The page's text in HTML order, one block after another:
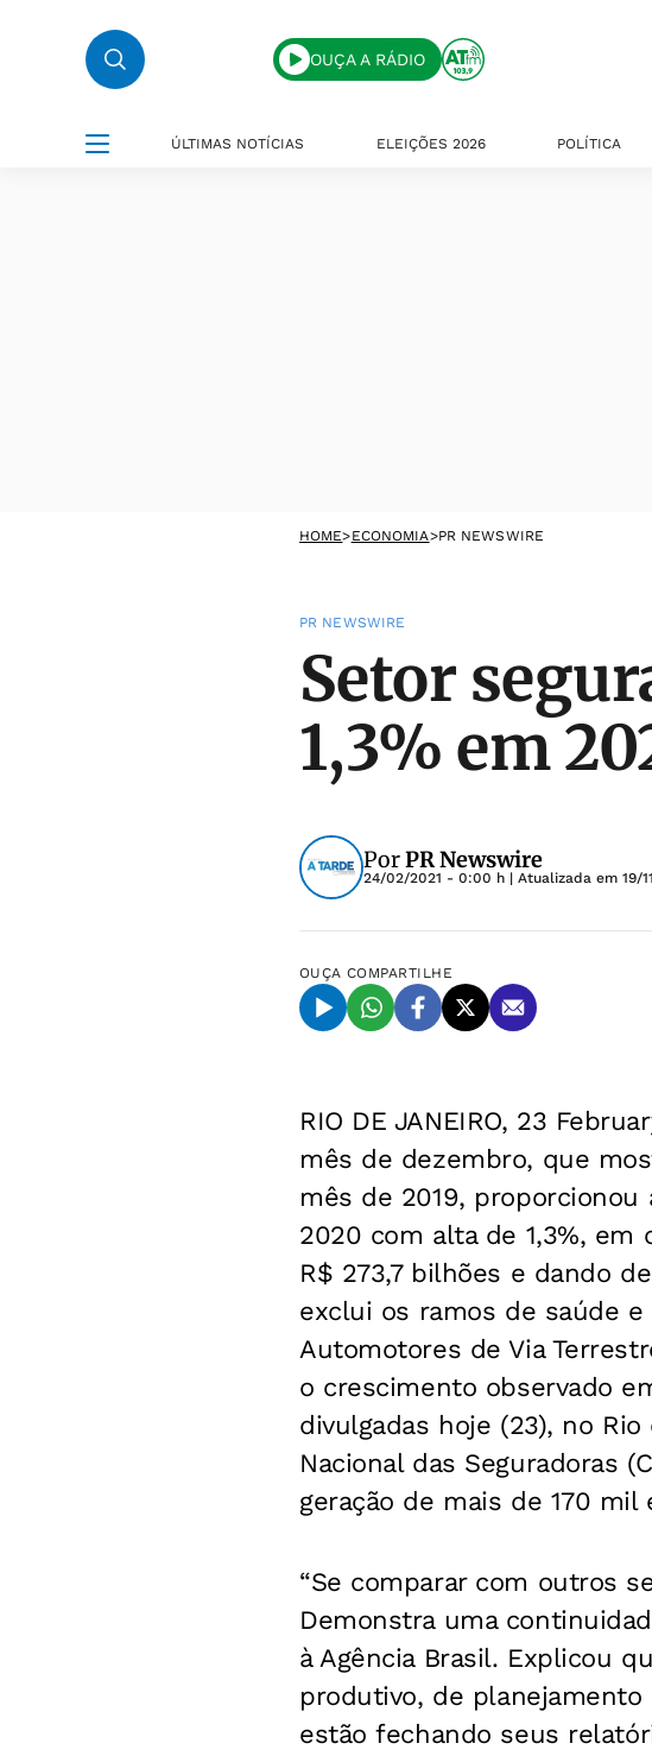
OUÇA A RÁDIO
ÚLTIMAS NOTÍCIAS ELEIÇÕES 2026 POLÍTICA
HOME>ECONOMIA>PR NEWSWIRE
PR NEWSWIRE
Setor
1,3% em
PorPR Newswire
24/02/2021 - 0:00 h | Atualizada em 19/
OUÇA COMPARTILHE
RIO DE JANEIRO, 23
mês de dezembro, que
mês de 2019,
2020 com alta de 1,3%, em
R$ 273,7 bilhões e dando
exclui os ramos de saúde e
Automotores de Via
o crescimento observado
divulgadas hoje (23), no
Nacional das Seguradoras
geração de mais de 170
“Se comparar com outros
Demonstra uma
à Agência Brasil. Explicou
produtivo, de planejamento
estão fechando seus